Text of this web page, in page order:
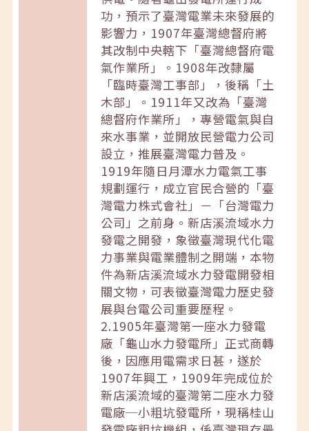
功，預示了臺灣電業未來發展的
影響力，1907年臺灣總督府將
其改制中央轄下「臺灣總督府電
氣作業所」。1908年改隸屬
「臨時臺灣工事部」，後稱「土
木部」。1911年又改為「臺灣
總督府作業所」，專營電氣與自
來水事業，並開放民營電力公司
設立，推展臺灣電力普及。
1919年隨日月潭水力電氣工事
規劃運行，成立官民合營的「臺
灣電力株式會社」－「台灣電力
公司」之前身。新店溪流域水力
發電之開發，象徵臺灣現代化電
力事業與電業體制之開端，本物
件為新店溪流域水力發電開發相
關文物，可表徵臺灣電力歷史發
展與台電公司重要歷程。
2.1905年臺灣第一座水力發電
廠「龜山水力發電所」正式商轉
後，因應用電需求日甚，遂於
1907年興工，1909年完成位於
新店溪流域的臺灣第二座水力發
電廠─小粗坑發電所，現稱桂山